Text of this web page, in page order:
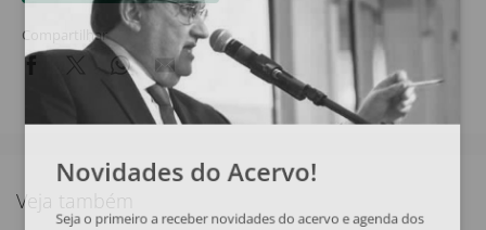
Compartilhar
Veja também
Novidades do Acervo!
Seja o primeiro a receber novidades do acervo e agenda dos